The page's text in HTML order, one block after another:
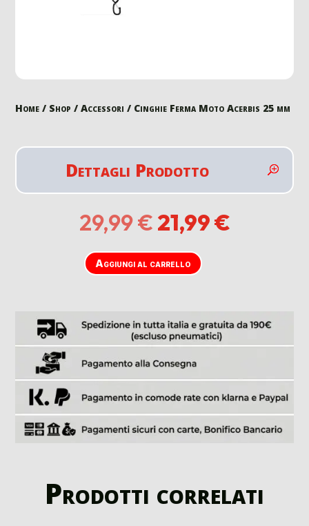
Home / Shop /Accessori / Cinghie Ferma Moto Acerbis 25 mm
Dettagli Prodotto
29,99€ Il
prezzo
originale
era:
29,99 €.
21,99€Il
prezzo
Aggiungi al carrello
Prodotti correlati